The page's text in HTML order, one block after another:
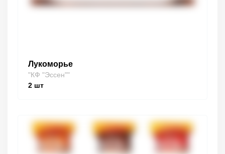
Лукоморье
"КФ "Эссен""
2 шт